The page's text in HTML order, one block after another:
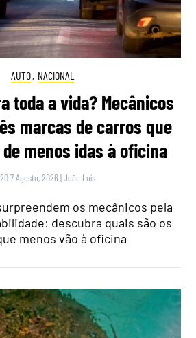
AUTO, NACIONAL
toda a vida? Mecânicos
marcas de carros que
menos idas à oficina
7 Agosto, 2026 |João Luís
os mecânicos pela
descubra quais são os
menos vão à oficina